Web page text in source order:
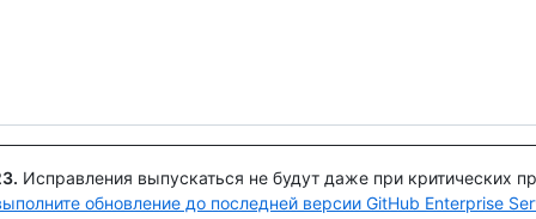
. Исправления выпускаться не будут даже при критических
обновление до последней версии GitHub Enterprise